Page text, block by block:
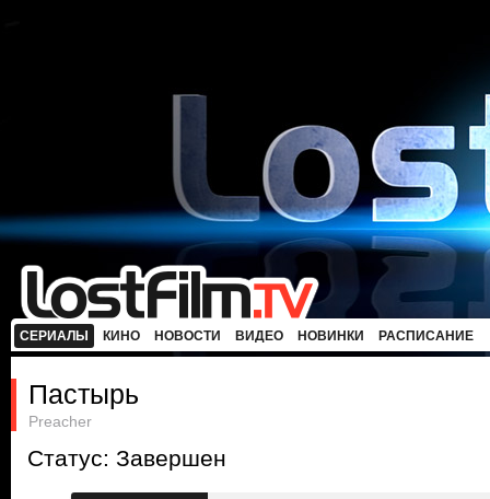
СЕРИАЛЫ КИНО НОВОСТИ ВИДЕО НОВИНКИ РАСПИСАНИЕ
Пастырь
Preacher
Статус: Завершен